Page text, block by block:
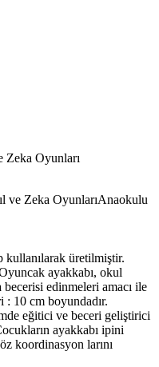
Oyunları
ve Zeka OyunlarıAnaokulu
kullanılarak üretilmiştir.
ayakkabı, okul
edinmeleri amacı ile
: 10 cm boyundadır.
eğitici ve beceri geliştirici
ayakkabı ipini
koordinasyon larını